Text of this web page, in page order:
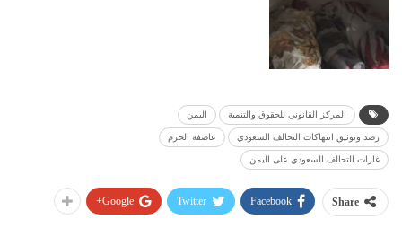
المركز القانوني للحقوق والتنمية اليمن
رصد وتوثيق انتهاكات التحالف السعودي عاصفة الحزم
غارات التحالف السعودي على اليمن
Share
Facebook
Twitter
Google+